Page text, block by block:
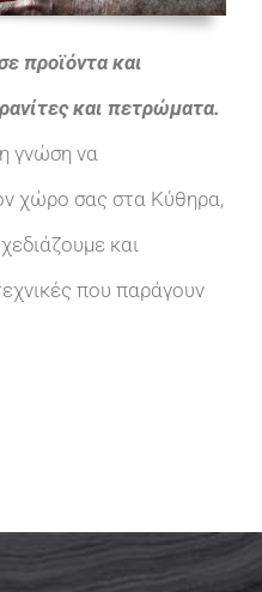
προϊόντα και
και πετρώματα.
γνώση να
χώρο σας στα Κύθηρα,
και
που παράγουν